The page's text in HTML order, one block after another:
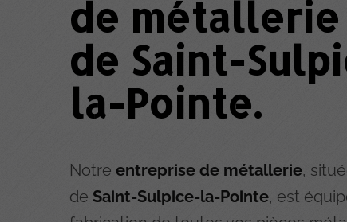
de
de Saint-
la-Pointe.
Notreentreprise de métallerie,
de Saint-Sulpice-la-Pointe, est